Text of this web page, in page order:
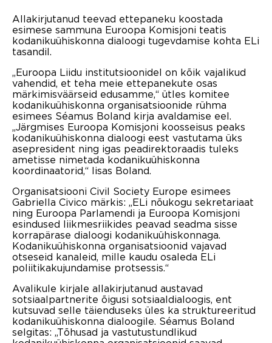
Allakirjutanud teevad ettepaneku koostada
esimese sammuna Euroopa Komisjoni teatis
kodanikuühiskonna dialoogi tugevdamise kohta ELi
tasandil.
„Euroopa Liidu institutsioonidel on kõik vajalikud
vahendid, et teha meie ettepanekute osas
märkimisväärseid edusamme,“ ütles komitee
kodanikuühiskonna organisatsioonide rühma
esimees Séamus Boland kirja avaldamise eel.
„Järgmises Euroopa Komisjoni koosseisus peaks
kodanikuühiskonna dialoogi eest vastutama üks
asepresident ning igas peadirektoraadis tuleks
ametisse nimetada kodanikuühiskonna
koordinaatorid,“ lisas Boland.
Organisatsiooni Civil Society Europe esimees
Gabriella Civico märkis: „ELi nõukogu sekretariaat
ning Euroopa Parlamendi ja Euroopa Komisjoni
esindused liikmesriikides peavad seadma sisse
korrapärase dialoogi kodanikuühiskonnaga.
Kodanikuühiskonna organisatsioonid vajavad
otseseid kanaleid, mille kaudu osaleda ELi
poliitikakujundamise protsessis.“
Avalikule kirjale allakirjutanud austavad
sotsiaalpartnerite õigusi sotsiaaldialoogis, ent
kutsuvad selle täienduseks üles ka struktureeritud
kodanikuühiskonna dialoogile. Séamus Boland
selgitas: „Tõhusad ja vastutustundlikud